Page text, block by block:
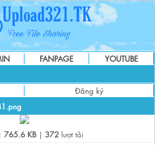
FANPAGE
YOUTUBE
Đăng ký
765.6 KB| 372 lượt tải